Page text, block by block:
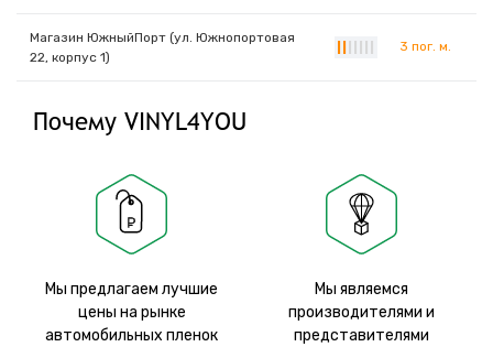
Магазин ЮжныйПорт (ул. Южнопортовая
22, корпус 1)
3 пог. м.
Почему VINYL4YOU
Мы предлагаем лучшие
цены на рынке
автомобильных пленок
Мы являемся
производителями и
представителями